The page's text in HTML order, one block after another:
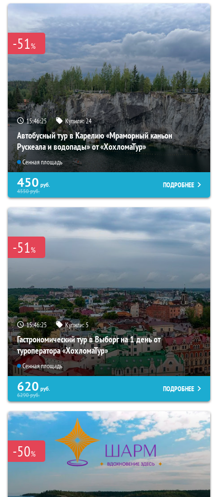
-51%
15:46:23 Купили:24
Автобусный тур в Карелию «Мраморный каньон
Рускеала и водопады» от «ХохломаТур»
Сенная площадь
450 руб.
4550руб.
ПОДРОБНЕЕ
-51%
15:46:23 Купили:5
Гастрономический тур в Выборг на 1 день от
туроператора «ХохломаТур»
Сенная площадь
620 руб.
6290руб.
ПОДРОБНЕЕ
-50%